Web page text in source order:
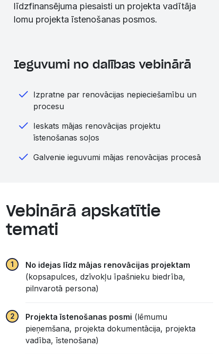
līdzfinansējuma piesaisti un projekta vadītāja
lomu projekta īstenošanas posmos.
Ieguvumi no dalības vebinārā
Izpratne par renovācijas nepieciešamību un
procesu
Ieskats mājas renovācijas projektu
īstenošanas soļos
Galvenie ieguvumi mājas renovācijas procesā
Vebinārā apskatītie
temati
No idejas līdz mājas renovācijas projektam
(kopsapulces, dzīvokļu īpašnieku biedrība,
pilnvarotā persona)
Projekta īstenošanas posmi (lēmumu
pieņemšana, projekta dokumentācija, projekta
vadība, īstenošana)